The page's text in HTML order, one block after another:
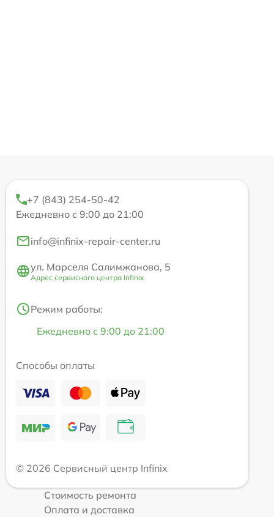
+7 (843) 254-50-42
Ежедневно с 9:00 до 21:00
info@infinix-repair-center.ru
ул. Марселя Салимжанова, 5
Адрес сервисного центра Infinix
Режим работы:
Ежедневно с 9:00 до 21:00
Способы оплаты
© 2026 Сервисный центр Infinix
Стоимость ремонта
Оплата и доставка